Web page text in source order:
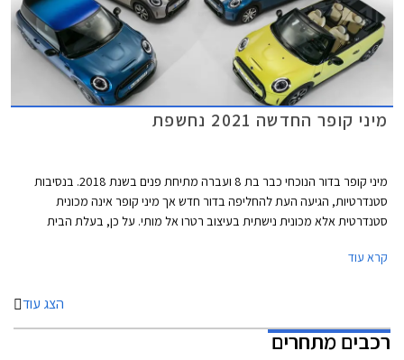
צבעים.
מיני קופר החדשה 2021 נחשפת
מיני קופר בדור הנוכחי כבר בת 8 ועברה מתיחת פנים בשנת 2018. בנסיבות
סטנדרטיות, הגיעה העת להחליפה בדור חדש אך מיני קופר אינה מכונית
סטנדרטית אלא מכונית נישתית בעיצוב רטרו אל מותי. על כן, בעלת הבית
אשר ישאירו אותה עדכנית בקו החזית לשנים הקרובות.
קרא עוד
הצג עוד
רכבים מתחרים